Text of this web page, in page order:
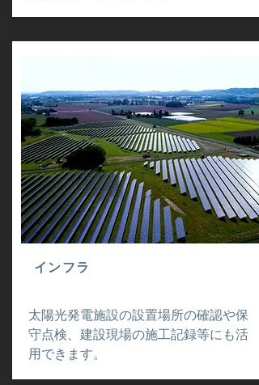
インフラ
太陽光発電施設の設置場所の確認や保
守点検、建設現場の施工記録等にも活
用できます。